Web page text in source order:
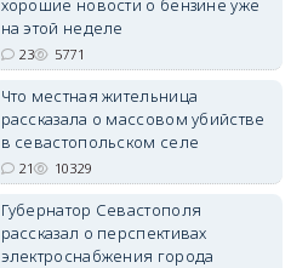
хорошие новости о бензине уже
на этой неделе
23 5771
Что местная жительница
рассказала о массовом убийстве
в севастопольском селе
21 10329
Губернатор Севастополя
рассказал о перспективах
электроснабжения города